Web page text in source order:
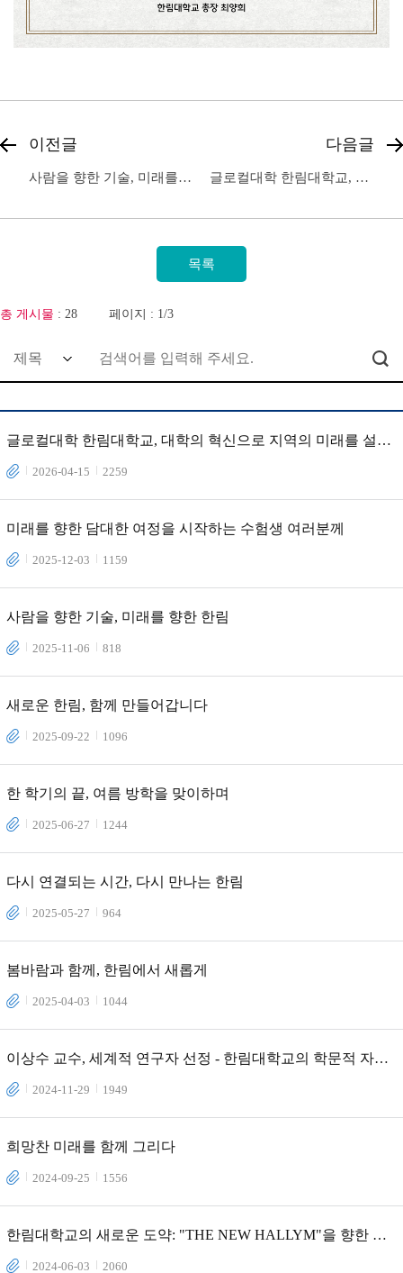
이전글
사람을 향한 기술, 미래를 향한 한림
다음글
글로컬대학 한림대학교, 대학의 혁신으로 지역의 미래를 설계합니다
총 게시물 : 28 페이지 : 1/3
글로컬대학 한림대학교, 대학의 혁신으로 지역의 미래를 설계
합니다2026-04-15 2259
미래를 향한 담대한 여정을 시작하는 수험생 여러분께
2025-12-03 1159
사람을 향한 기술, 미래를 향한 한림
2025-11-06 818
새로운 한림, 함께 만들어갑니다
2025-09-22 1096
한 학기의 끝, 여름 방학을 맞이하며
2025-06-27 1244
다시 연결되는 시간, 다시 만나는 한림
2025-05-27 964
봄바람과 함께, 한림에서 새롭게
2025-04-03 1044
이상수 교수, 세계적 연구자 선정 - 한림대학교의 학문적 자부
심
2024-11-29 1949
희망찬 미래를 함께 그리다
2024-09-25 1556
한림대학교의 새로운 도약: "THE NEW HALLYM"을 향한 우
리의 여정
2024-06-03 2060